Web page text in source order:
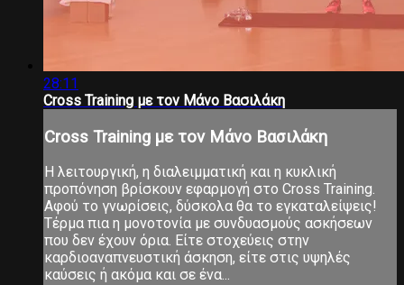
28:11
Cross Training με τον Μάνο Βασιλάκη
Cross Training με τον Μάνο Βασιλάκη
Η λειτουργική, η διαλειμματική και η κυκλική
προπόνηση βρίσκουν εφαρμογή στο Cross Training.
Αφού το γνωρίσεις, δύσκολα θα το εγκαταλείψεις!
Τέρμα πια η μονοτονία με συνδυασμούς ασκήσεων
που δεν έχουν όρια. Είτε στοχεύεις στην
καρδιοαναπνευστική άσκηση, είτε στις υψηλές
καύσεις ή ακόμα και σε ένα...